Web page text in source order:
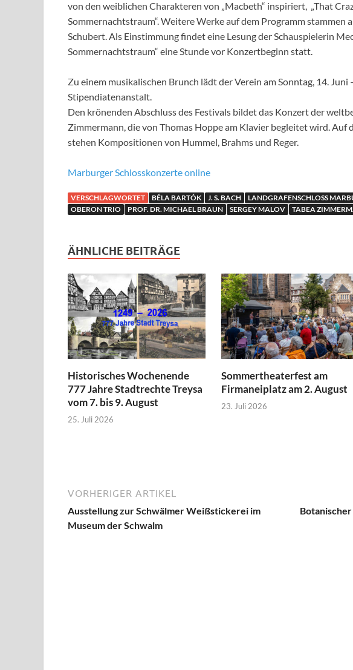
von den weiblichen Charakteren von „Macbeth“ inspiriert, „That
Sommernachtstraum“. Weitere Werke auf dem Programm stammen
Schubert. Als Einstimmung findet eine Lesung der Schauspielerin
Sommernachtstraum“ eine Stunde vor Konzertbeginn statt.
Zu einem musikalischen Brunch lädt der Verein am Sonntag, 14.
Stipendiatenanstalt.
Den krönenden Abschluss des Festivals bildet das Konzert der
Zimmermann, die von Thomas Hoppe am Klavier begleitet wird. Auf
stehen Kompositionen von Hummel, Brahms und Reger.
Marburger Schlosskonzerte online
VERSCHLAGWORTET BÉLA BARTÓK J. S. BACH LANDGRAFENSCHLOSS
OBERON TRIO
PROF. DR. MICHAEL BRAUN SERGEY MALOV TABEA
ÄHNLICHE BEITRÄGE
Historisches Wochenende
777 Jahre Stadtrechte Treysa
vom 7. bis 9. August
25. Juli 2026
Sommertheaterfest am
Firmaneiplatz am 2. August
23. Juli 2026
VORHERIGER ARTIKEL
Ausstellung zur Schwälmer Weißstickerei im
Museum der Schwalm